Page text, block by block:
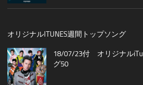
オリジナルITUNES週間トップソング
18/07/23付 オリジナル
グ50